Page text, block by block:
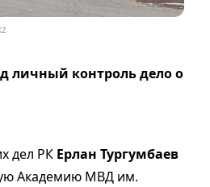
личный контроль дело о
дел РК Ерлан Тургумбаев
Академию МВД им.